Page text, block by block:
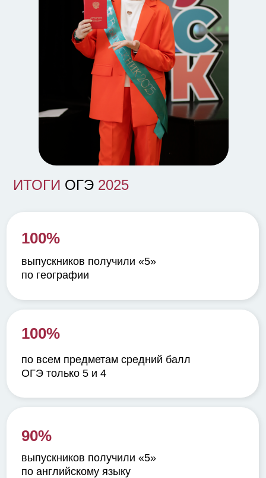
ИТОГИ ОГЭ 2025
90%
выпускников получили «5»
по английскому языку
100%
выпускников получили «5»
по географии
100%
по всем предметам средний балл
ОГЭ только 5 и 4